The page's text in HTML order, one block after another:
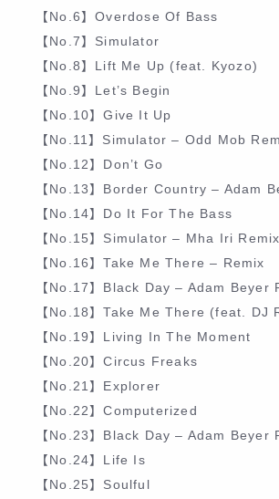
【No.6】Overdose Of Bass
【No.7】Simulator
【No.8】Lift Me Up (feat. Kyozo)
【No.9】Let’s Begin
【No.10】Give It Up
【No.11】Simulator – Odd Mob
【No.12】Don’t Go
【No.13】Border Country – Adam
【No.14】Do It For The Bass
【No.15】Simulator – Mha Iri Remix
【No.16】Take Me There – Remix
【No.17】Black Day – Adam Beyer
【No.18】Take Me There (feat. DJ
【No.19】Living In The Moment
【No.20】Circus Freaks
【No.21】Explorer
【No.22】Computerized
【No.23】Black Day – Adam Beyer
【No.24】Life Is
【No.25】Soulful